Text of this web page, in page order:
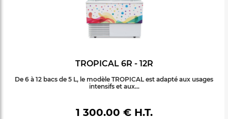
TROPICAL 6R - 12R
De 6 à 12 bacs de 5 L, le modèle TROPICAL est adapté aux usages
intensifs et aux...
1 300.00 € H.T.